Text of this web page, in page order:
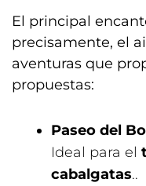
El principal
precisamente, el
aventuras que
propuestas:
Paseo del
Ideal para el
cabalgatas..